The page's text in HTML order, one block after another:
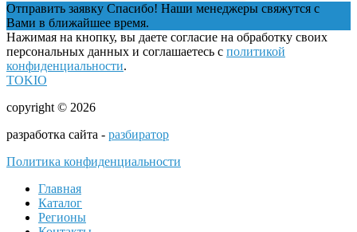
Отправить заявку Спасибо! Наши менеджеры свяжутся с
Вами в ближайшее время.
Нажимая на кнопку, вы даете согласие на обработку своих
персональных данных и соглашаетесь с политикой
конфиденциальности.
TOKIO
copyright © 2026
разработка сайта - разбиратор
Политика конфиденциальности
Главная
Каталог
Регионы